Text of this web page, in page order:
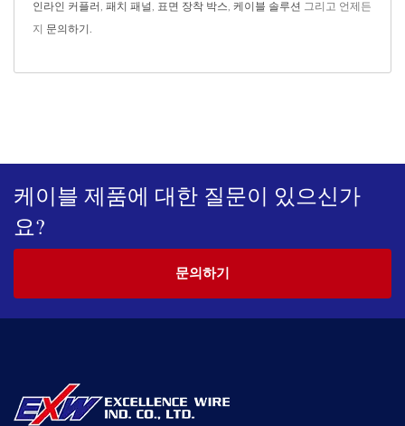
인라인 커플러 패치 패널 표면 장착 박스 케이블 솔루션 그리고 언제든
지 문의하기
케이블 제품에 대한 질문이 있으신가
요?
문의하기